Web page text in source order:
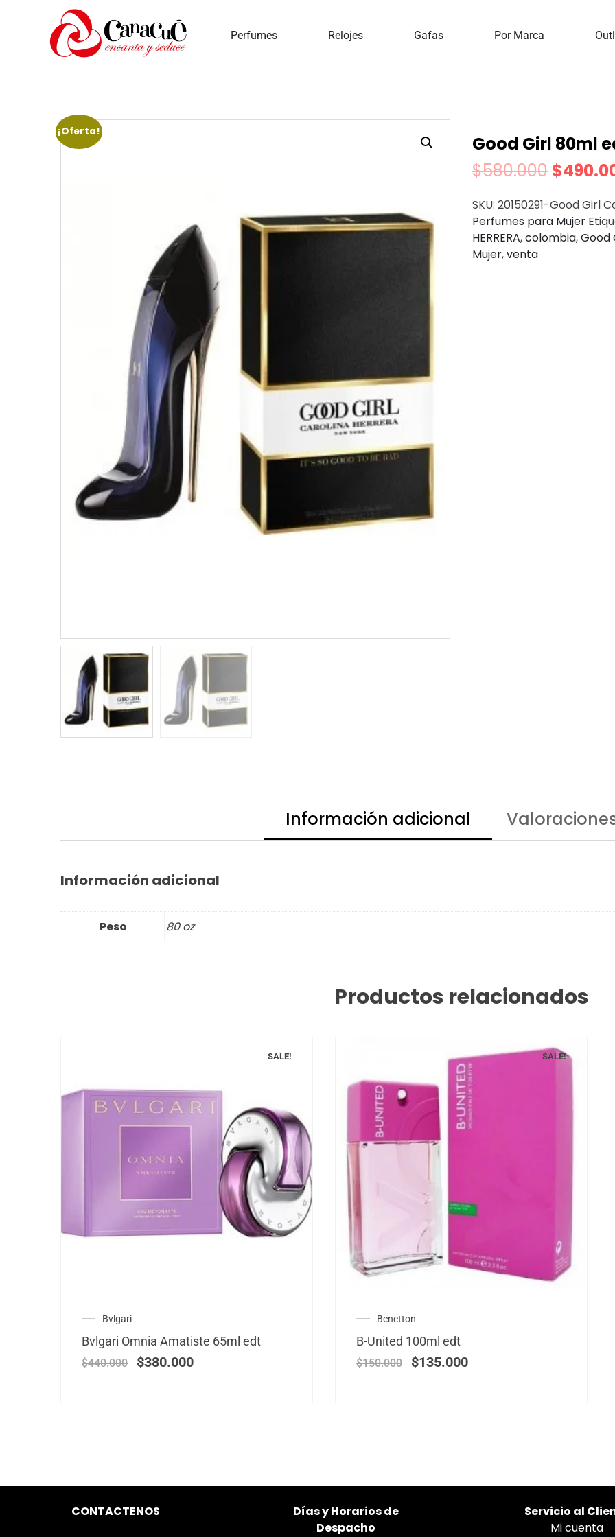
Perfumes Relojes Gafas Por Marca
Perfumes Perfumes Para Mujer Good Girl 80ml
¡Oferta!
Good Girl 80ml
$580.000 $
SKU: 20150291-Good Girl
Perfumes para Mujer
HERRERA,colombia,Good
Mujer,venta
Información adicional
Información adicional
Peso 80 oz
Productos relacionados
SALE!
Bvlgari
Bvlgari Omnia Amatiste 65ml edt
$440.000 $380.000
SALE!
Benetton
B-United 100ml edt
$150.000 $135.000
CONTACTENOS Díasy Horarios de
Despacho
Servicio al
Mi cuenta